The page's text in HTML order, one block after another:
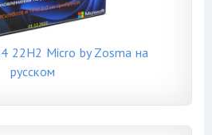
22H2 Micro by Zosma на
русском